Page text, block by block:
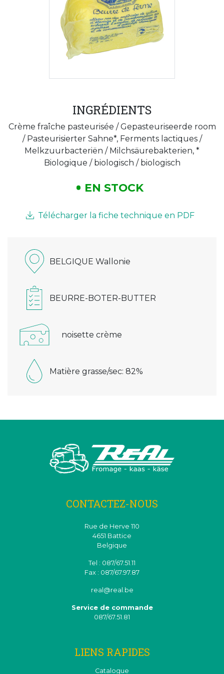
INGRÉDIENTS
Crème fraîche pasteurisée / Gepasteuriseerde room
/ Pasteurisierter Sahne*, Ferments lactiques /
Melkzuurbacteriën / Milchsäurebakterien, *
Biologique / biologisch / biologisch
EN STOCK
Télécharger la fiche technique en PDF
BELGIQUE Wallonie
BEURRE-BOTER-BUTTER
noisette crème
Matière grasse/sec: 82%
CONTACTEZ-NOUS
Rue de Herve 110
4651 Battice
Belgique
Tel : 087/67.51.11
Fax : 087/67.97.87
real@real.be
Service de commande
087/67.51.81
LIENS RAPIDES
Catalogue